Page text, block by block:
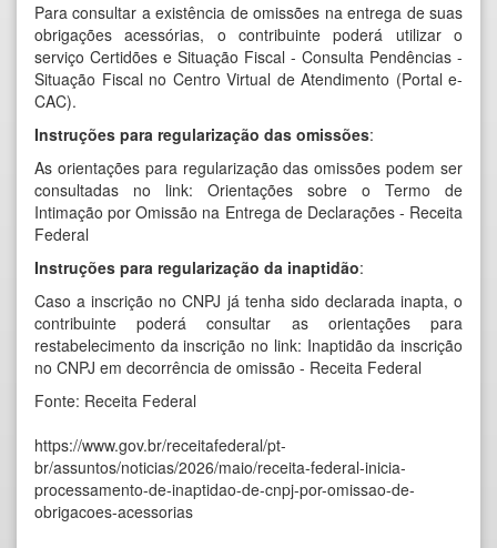
Para consultar a existência de omissões na entrega de suas
obrigações acessórias, o contribuinte poderá utilizar o
serviço Certidões e Situação Fiscal - Consulta Pendências -
Situação Fiscal no Centro Virtual de Atendimento (Portal e-
CAC).
Instruções para regularização das omissões:
As orientações para regularização das omissões podem ser
consultadas no link: Orientações sobre o Termo de
Intimação por Omissão na Entrega de Declarações - Receita
Federal
Instruções para regularização da inaptidão:
Caso a inscrição no CNPJ já tenha sido declarada inapta, o
contribuinte poderá consultar as orientações para
restabelecimento da inscrição no link: Inaptidão da inscrição
no CNPJ em decorrência de omissão - Receita Federal
Fonte: Receita Federal
https://www.gov.br/receitafederal/pt-
br/assuntos/noticias/2026/maio/receita-federal-inicia-
processamento-de-inaptidao-de-cnpj-por-omissao-de-
obrigacoes-acessorias